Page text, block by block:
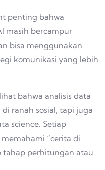
penting bahwa
masih bercampur
bisa menggunakan
komunikasi yang lebih
bahwa analisis data
ranah sosial, tapi juga
science. Setiap
“cerita di
tahap perhitungan atau